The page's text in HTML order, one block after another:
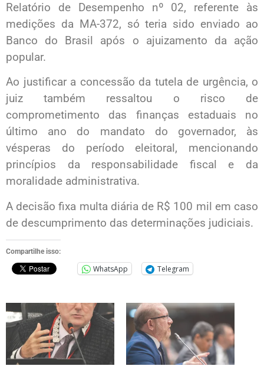
Relatório de Desempenho nº 02, referente às
medições da MA-372, só teria sido enviado ao
Banco do Brasil após o ajuizamento da ação
popular.
Ao justificar a concessão da tutela de urgência, o
juiz também ressaltou o risco de
comprometimento das finanças estaduais no
último ano do mandato do governador, às
vésperas do período eleitoral, mencionando
princípios da responsabilidade fiscal e da
moralidade administrativa.
A decisão fixa multa diária de R$ 100 mil em caso
de descumprimento das determinações judiciais.
Compartilhe isso:
WhatsApp Telegram